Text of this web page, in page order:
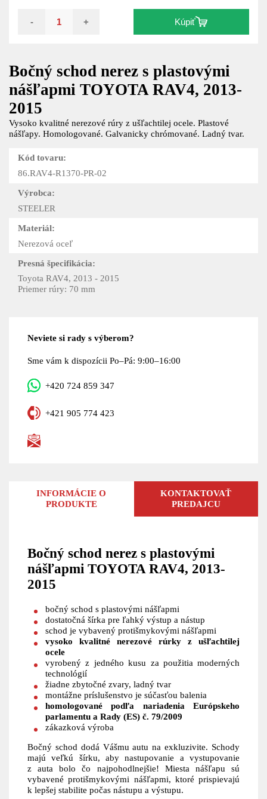
Bočný schod nerez s plastovými
nášľapmi TOYOTA RAV4, 2013-
2015
Vysoko kvalitné nerezové rúry z ušľachtilej ocele. Plastové
nášľapy. Homologované. Galvanicky chrómované. Ladný tvar.
Kód tovaru:
86.RAV4-R1370-PR-02
Výrobca:
STEELER
Materiál:
Nerezová oceľ
Presná špecifikácia:
Toyota RAV4, 2013 - 2015
Priemer rúry: 70 mm
- + Kúpiť
Neviete si rady s výberom?
Sme vám k dispozícii Po–Pá: 9:00–16:00
+420 724 859 347
+421 905 774 423
INFORMÁCIE O
PRODUKTE
KONTAKTOVAŤ
PREDAJCU
Bočný schod nerez s plastovými
nášľapmi TOYOTA RAV4, 2013-
2015
bočný schod s plastovými nášľapmi
dostatočná šírka pre ľahký výstup a nástup
schod je vybavený protišmykovými nášľapmi
vysoko kvalitné nerezové rúrky z ušľachtilej
ocele
vyrobený z jedného kusu za použitia moderných
technológií
žiadne zbytočné zvary, ladný tvar
montážne príslušenstvo je súčasťou balenia
homologované podľa nariadenia Európskeho
parlamentu a Rady (ES) č. 79/2009
zákazková výroba
Bočný schod dodá Vášmu autu na exkluzivite. Schody
majú veľkú šírku, aby nastupovanie a vystupovanie
z auta bolo čo najpohodlnejšie! Miesta nášľapu sú
vybavené protišmykovými nášľapmi, ktoré prispievajú
k lepšej stabilite počas nástupu a výstupu.